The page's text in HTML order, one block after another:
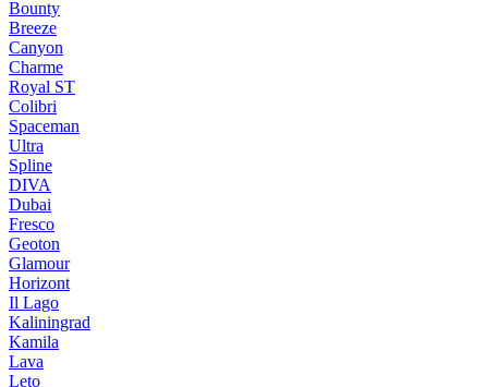
Bounty
Breeze
Canуon
Charme
Royal ST
Colibri
Spaceman
Ultra
Spline
DIVA
Dubai
Fresco
Geoton
Glamour
Horizont
Il Lago
Kaliningrad
Kamila
Lava
Leto